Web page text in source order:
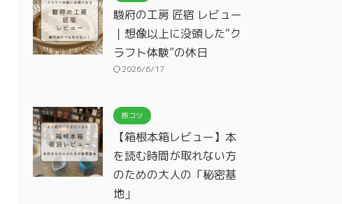
駿府の工房 匠宿 レビュー
｜想像以上に没頭した“ク
ラフト体験”の休日
2026/6/17
旅コツ
【箱根本箱レビュー】本
を読む時間が取れない方
のための大人の「秘密基
地」